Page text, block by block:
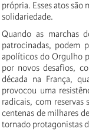
própria. Esses atos são
solidariedade.
Quando as marchas
patrocinadas, podem
apolíticos do Orgulho
por novos desafios,
década na França,
provocou uma
radicais, com
centenas de milhares
tornado protagonistas